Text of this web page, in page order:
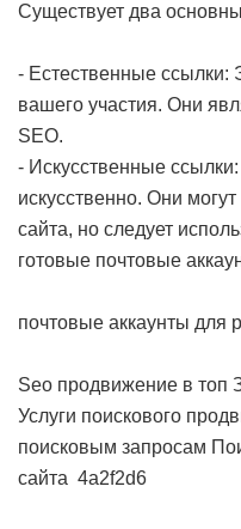
Существует два
- Естественные ссылки:
вашего участия. Они
SEO.
- Искусственные
искусственно. Они
сайта, но следует
готовые почтовые
почтовые аккаунты для
Seo продвижение в топ
Услуги поискового
поисковым запросам
сайта 4a2f2d6